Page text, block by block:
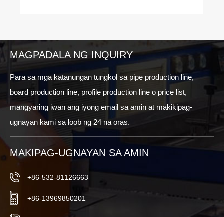
MAGPADALA NG INQUIRY
Para sa mga katanungan tungkol sa pipe production line,
board production line, profile production line o price list,
mangyaring iwan ang iyong email sa amin at makikipag-
ugnayan kami sa loob ng 24 na oras.
MAKIPAG-UGNAYAN SA AMIN
+86-532-81126663
+86-13969850201